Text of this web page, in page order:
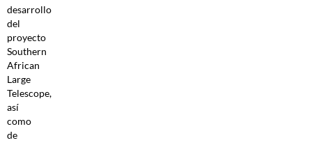
desarrollo
del
proyecto
Southern
African
Large
Telescope,
así
como
de